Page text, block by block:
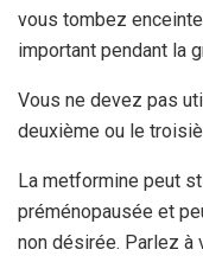
vous tombez
important pendant la
Vous ne devez pas
deuxième ou le
La metformine peut
préménopausée et
non désirée. Parlez à